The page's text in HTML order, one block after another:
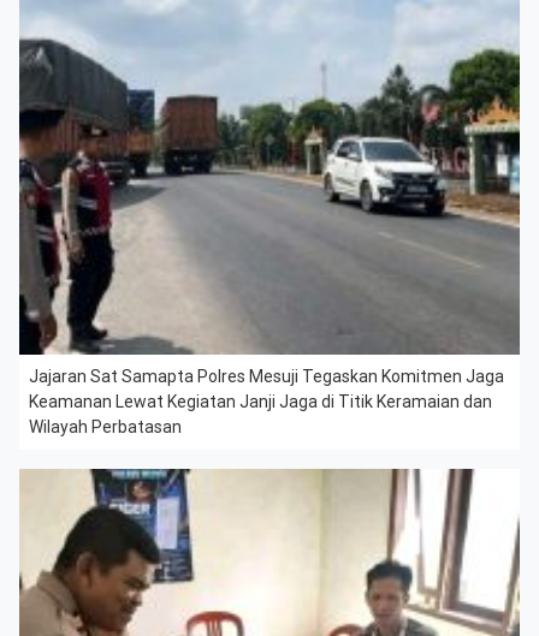
Jajaran Sat Samapta Polres Mesuji Tegaskan Komitmen Jaga
Keamanan Lewat Kegiatan Janji Jaga di Titik Keramaian dan
Wilayah Perbatasan